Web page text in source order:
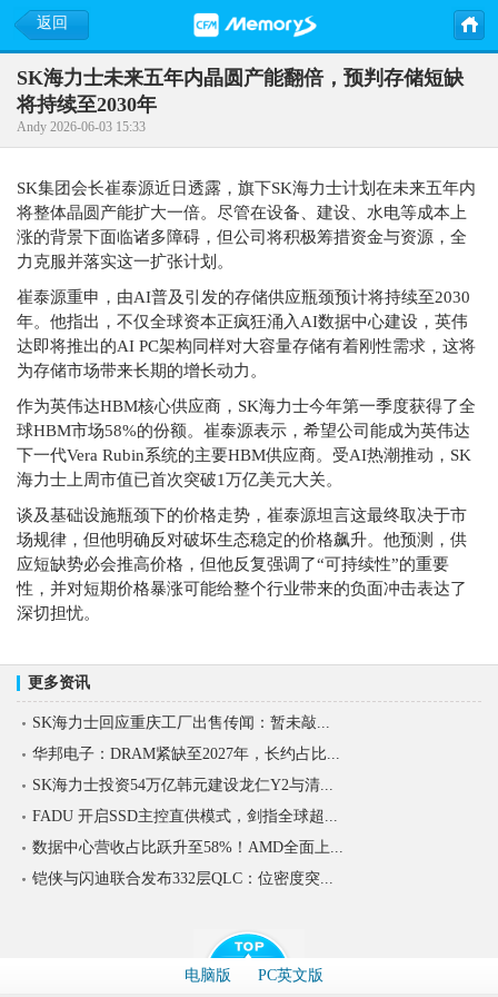
返回
SK海力士未来五年内晶圆产能翻倍，预判存储短缺
将持续至2030年
Andy 2026-06-03 15:33
SK集团会长崔泰源近日透露，旗下SK海力士计划在未来五年内
将整体晶圆产能扩大一倍。尽管在设备、建设、水电等成本上
涨的背景下面临诸多障碍，但公司将积极筹措资金与资源，全
力克服并落实这一扩张计划。
崔泰源重申，由AI普及引发的存储供应瓶颈预计将持续至2030
年。他指出，不仅全球资本正疯狂涌入AI数据中心建设，英伟
达即将推出的AI PC架构同样对大容量存储有着刚性需求，这将
为存储市场带来长期的增长动力。
作为英伟达HBM核心供应商，SK海力士今年第一季度获得了全
球HBM市场58%的份额。崔泰源表示，希望公司能成为英伟达
下一代Vera Rubin系统的主要HBM供应商。受AI热潮推动，SK
海力士上周市值已首次突破1万亿美元大关。
谈及基础设施瓶颈下的价格走势，崔泰源坦言这最终取决于市
场规律，但他明确反对破坏生态稳定的价格飙升。他预测，供
应短缺势必会推高价格，但他反复强调了“可持续性”的重要
性，并对短期价格暴涨可能给整个行业带来的负面冲击表达了
深切担忧。
更多资讯
SK海力士回应重庆工厂出售传闻：暂未敲...
华邦电子：DRAM紧缺至2027年，长约占比...
SK海力士投资54万亿韩元建设龙仁Y2与清...
FADU 开启SSD主控直供模式，剑指全球超...
数据中心营收占比跃升至58%！AMD全面上...
铠侠与闪迪联合发布332层QLC：位密度突...
电脑版 PC英文版